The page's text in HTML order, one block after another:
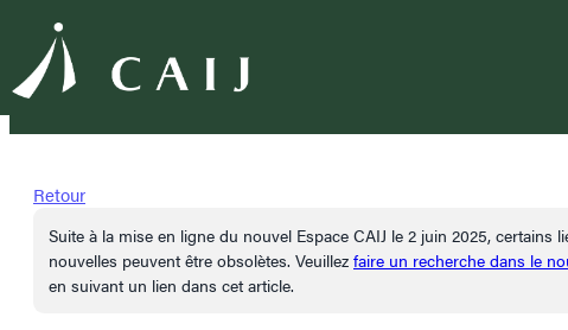
Retour
Suite à la mise en ligne du nouvel Espace CAIJ le 2 juin 2025, certains
nouvelles peuvent être obsolètes. Veuillez faire un recherche dans le
en suivant un lien dans cet article.